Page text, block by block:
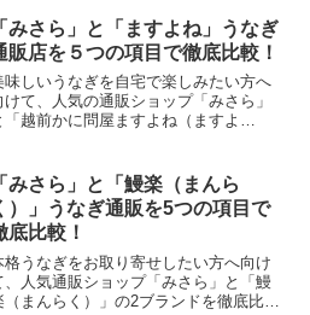
す。ギフト用途やご家庭での食事に役
つ比較を5つの項目で...
「みさら」と「ますよね」うなぎ
販店を５つの項目で徹底比較！
味しいうなぎを自宅で楽しみたい方へ
けて、人気の通販ショップ「みさら」
「越前かに問屋ますよね（ますよ
ューム、価格などの違いを分かりやす
まとめました。購入前の参考...
「みさら」と「鰻楽（まんら
）」うなぎ通販を5つの項目で
底比較！
格うなぎをお取り寄せしたい方へ向け
、人気通販ショップ「みさら」と「鰻
（まんらく）」の2ブランドを徹底比較